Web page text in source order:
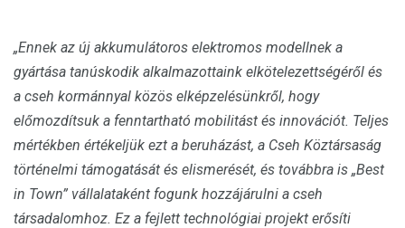
„Ennek az új akkumulátoros elektromos modellnek a
gyártása tanúskodik alkalmazottaink elkötelezettségéről és
a cseh kormánnyal közös elképzelésünkről, hogy
előmozdítsuk a fenntartható mobilitást és innovációt. Teljes
mértékben értékeljük ezt a beruházást, a Cseh Köztársaság
történelmi támogatását és elismerését, és továbbra is „Best
in Town” vállalataként fogunk hozzájárulni a cseh
társadalomhoz. Ez a fejlett technológiai projekt erősíti